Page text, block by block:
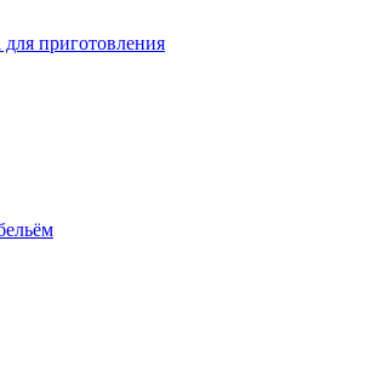
для приготовления